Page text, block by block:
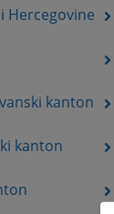
Hercegovine
kanton
kanton